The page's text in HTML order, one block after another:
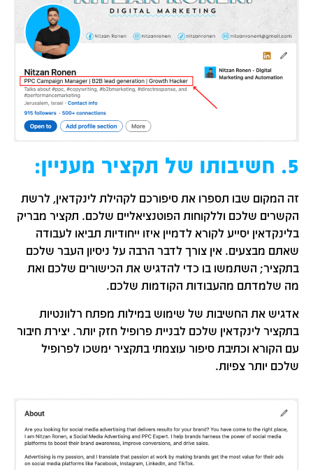
5. חשיבותו של תקציר מעניין:
זה המקום שבו תספרו את סיפורכם לקהילת לינקדאין, לרשת
הקשרים שלכם וללקוחות הפוטנציאליים שלכם. תקציר מבריק
בלינקדאין יסייע לקורא לדמיין איזו ייחודיות תביאו לעבודה
שאתם מבצעים. אין צורך לדבר הרבה על ניסיון העבר שלכם
בתקציר; השתמשו בו כדי להדגיש את הכישורים שלכם ואת
מה שלמדתם מהעבודות הקודמות שלכם.
אדגיש את החשיבות של שימוש במילות מפתח רלוונטיות
בתקציר לינקדאין שלכם לבניית פרופיל חזק יותר. יצירת חיבור
עם הקורא וכתיבת סיפור עוצמתי בתקציר ימשכו לפרופיל
שלכם יותר צפיות.